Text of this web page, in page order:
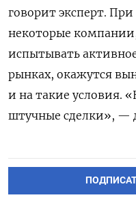
говорит эксперт.
некоторые
испытывать
рынках, окажутся
и на такие условия.
штучные сделки», —